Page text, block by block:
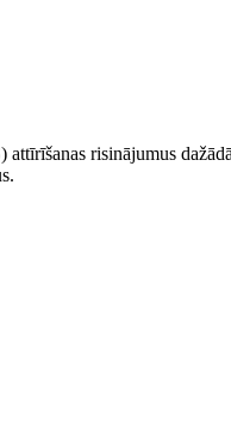
risinājumus